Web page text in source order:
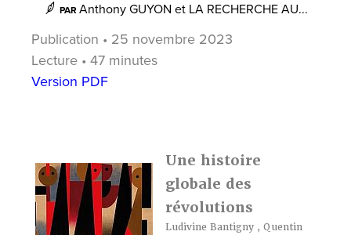
PAR Anthony GUYON et LA RECHERCHE AU...
Publication • 25 novembre 2023
Lecture • 47 minutes
Version PDF
Une histoire
globale des
révolutions
Ludivine Bantigny, Quentin